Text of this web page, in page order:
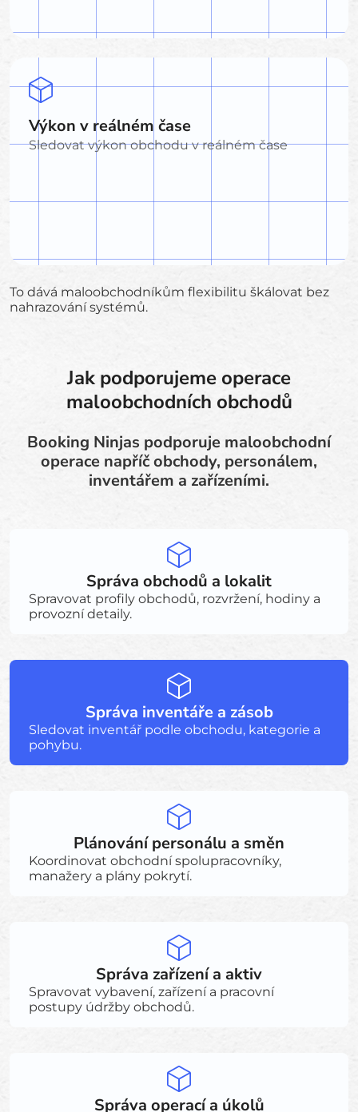
Výkon v reálném čase
Sledovat výkon obchodu v reálném čase
To dává maloobchodníkům flexibilitu škálovat bez
nahrazování systémů.
Jak podporujeme operace
maloobchodních obchodů
Booking Ninjas podporuje maloobchodní
operace napříč obchody, personálem,
inventářem a zařízeními.
Správa obchodů a lokalit
Spravovat profily obchodů, rozvržení, hodiny a
provozní detaily.
Správa inventáře a zásob
Sledovat inventář podle obchodu, kategorie a
pohybu.
Plánování personálu a směn
Koordinovat obchodní spolupracovníky,
manažery a plány pokrytí.
Správa zařízení a aktiv
Spravovat vybavení, zařízení a pracovní
postupy údržby obchodů.
Správa operací a úkolů